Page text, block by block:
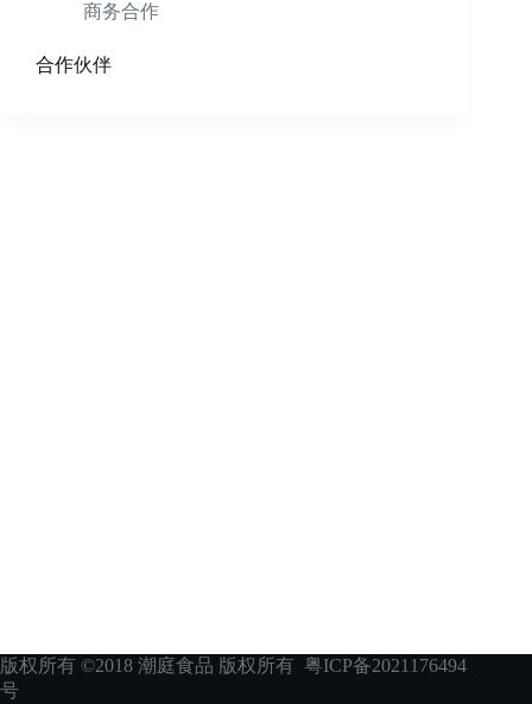
商务合作
合作伙伴
版权所有 ©2018 潮庭食品 版权所有 粤ICP备2021176494
号